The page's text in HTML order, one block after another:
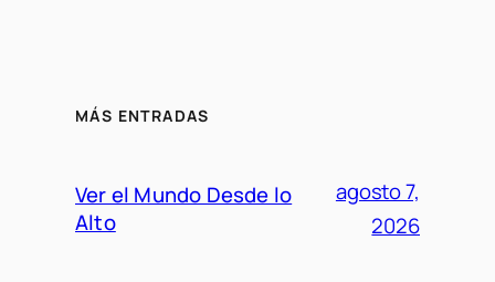
MÁS ENTRADAS
Ver el Mundo Desde lo
Alto
agosto 7,
2026